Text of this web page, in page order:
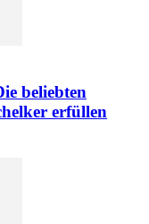
beliebten
erfüllen